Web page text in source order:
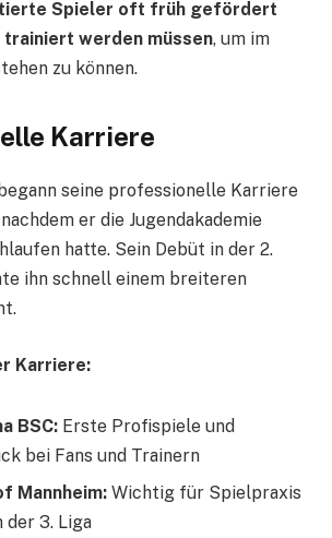
Spieler oft früh gefördert
trainiert werden müssen, um im
zu können.
Karriere
seine professionelle Karriere
er die Jugendakademie
hatte. Sein Debüt in der 2.
ihn schnell einem breiteren
Karriere:
BSC: Erste Profispiele und
bei Fans und Trainern
Mannheim: Wichtig für Spielpraxis
der 3. Liga